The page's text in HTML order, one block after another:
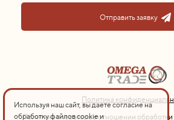
Отправить заявку
Политика
Политика оператора в отношении
Используя наш сайт, вы даете согласие на
обработку файлов cookie и